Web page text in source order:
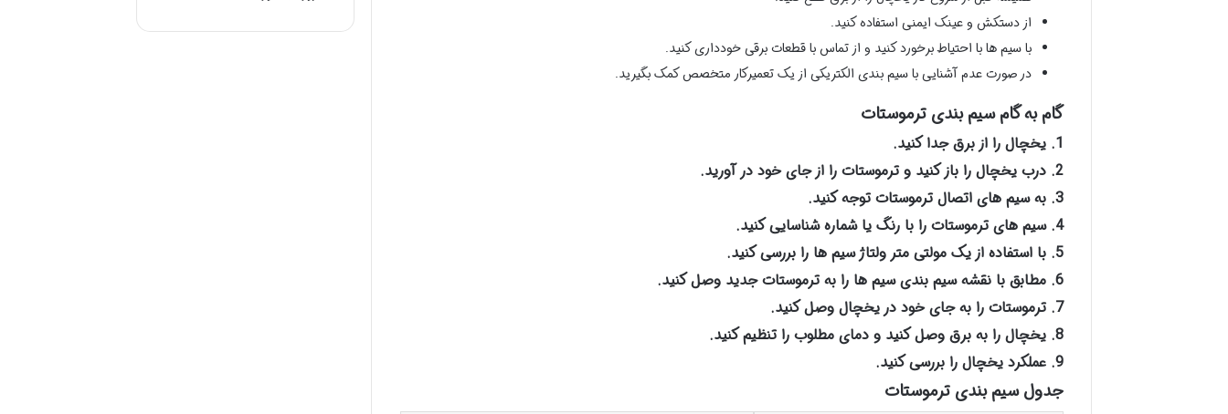
از دستکش و عینک ایمنی استفاده کنید.
با سیم ها با احتیاط برخورد کنید و از تماس با قطعات برقی خودداری کنید.
در صورت عدم آشنایی با سیم بندی الکتریکی از یک تعمیرکار متخصص کمک بگیرید.
گام به گام سیم بندی ترموستات
1. یخچال را از برق جدا کنید.
2. درب یخچال را باز کنید و ترموستات را از جای خود در آورید.
3. به سیم های اتصال ترموستات توجه کنید.
4. سیم های ترموستات را با رنگ یا شماره شناسایی کنید.
5. با استفاده از یک مولتی متر ولتاژ سیم ها را بررسی کنید.
6. مطابق با نقشه سیم بندی سیم ها را به ترموستات جدید وصل کنید.
7. ترموستات را به جای خود در یخچال وصل کنید.
8. یخچال را به برق وصل کنید و دمای مطلوب را تنظیم کنید.
9. عملکرد یخچال را بررسی کنید.
جدول سیم بندی ترموستات